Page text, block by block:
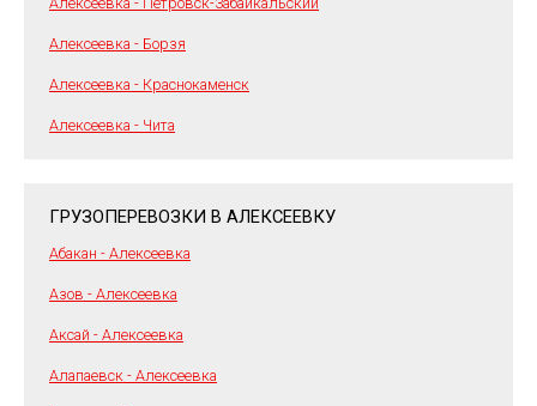
Алексеевка - Борзя
Алексеевка - Краснокаменск
Алексеевка - Чита
ГРУЗОПЕРЕВОЗКИ В АЛЕКСЕЕВКУ
Абакан - Алексеевка
Азов - Алексеевка
Аксай - Алексеевка
Алапаевск - Алексеевка